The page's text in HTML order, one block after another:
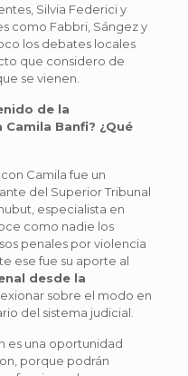
Silvia Federici y
como Fabbri, Sángez y
los debates locales
que considero de
se vienen.
de la
Banfi? ¿Qué
Camila fue un
del Superior Tribunal
especialista en
como nadie los
penales por violencia
ese fue su aporte al
desde la
sobre el modo en
del sistema judicial.
es una oportunidad
porque podrán